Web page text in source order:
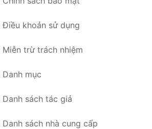
Điều khoản sử dụng
Miễn trừ trách nhiệm
Danh mục
Danh sách tác giả
Danh sách nhà cung cấp